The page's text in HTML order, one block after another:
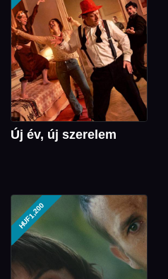
Új év, új szerelem
HUF1,200